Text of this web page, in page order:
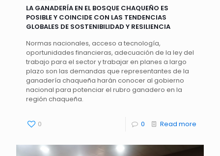
LA GANADERÍA EN EL BOSQUE CHAQUEÑO ES
POSIBLE Y COINCIDE CON LAS TENDENCIAS
GLOBALES DE SOSTENIBILIDAD Y RESILIENCIA
Normas nacionales, acceso a tecnología,
oportunidades financieras, adecuación de la ley del
trabajo para el sector y trabajar en planes a largo
plazo son las demandas que representantes de la
ganadería chaqueña harán conocer al gobierno
nacional para potenciar el rubro ganadero en la
región chaqueña.
0 0 Read more